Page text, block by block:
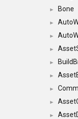
► Bone
►
►
►
►
►
►
►
►